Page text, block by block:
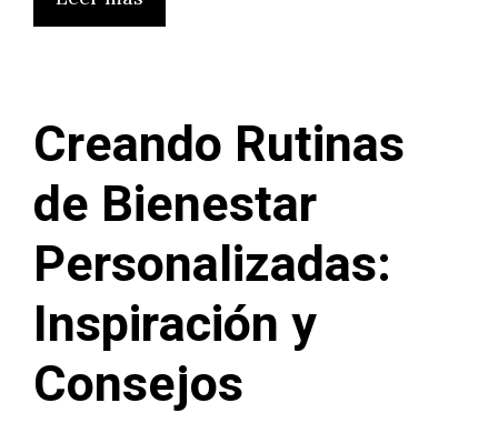
Creando Rutinas
de Bienestar
Personalizadas:
Inspiración y
Consejos